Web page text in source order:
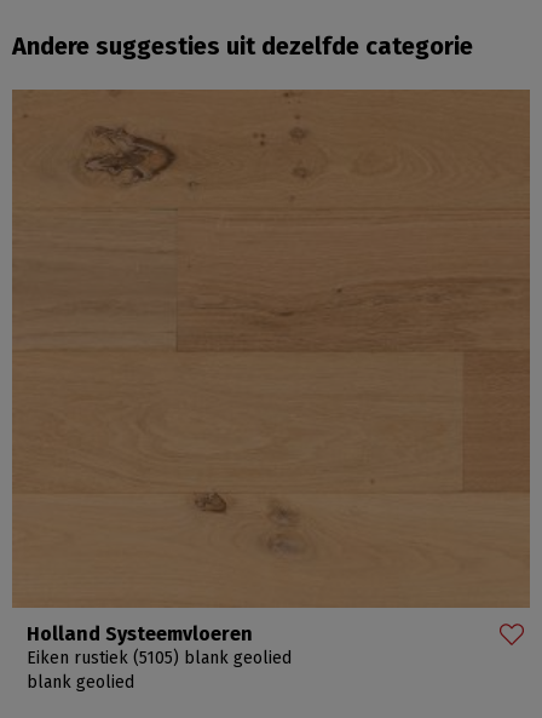
Andere suggesties uit dezelfde categorie
Holland Systeemvloeren
Eiken rustiek (5105) blank geolied
blank geolied